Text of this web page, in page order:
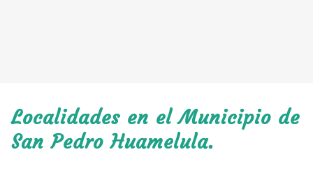
Localidades en el Municipio de
San Pedro Huamelula.